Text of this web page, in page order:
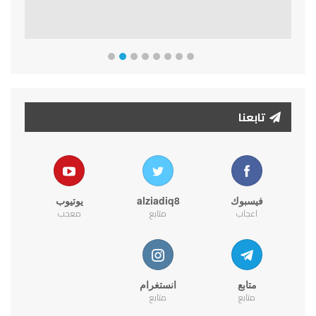
تابعنا
فيسبوك
اعجاب
alziadiq8
متابع
يوتيوب
معجب
متابع
متابع
انستغرام
متابع